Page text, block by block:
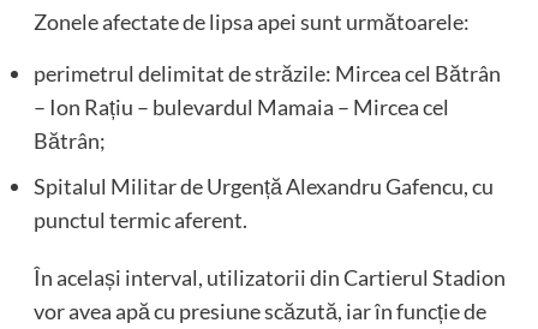
Zonele afectate de lipsa apei sunt următoarele:
perimetrul delimitat de străzile: Mircea cel Bătrân
– Ion Rațiu – bulevardul Mamaia – Mircea cel
Bătrân;
Spitalul Militar de Urgență Alexandru Gafencu, cu
punctul termic aferent.
În același interval, utilizatorii din Cartierul Stadion
vor avea apă cu presiune scăzută, iar în funcție de